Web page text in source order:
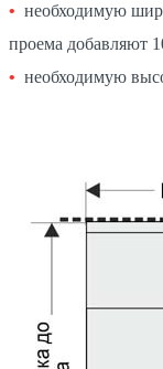
необходимую
проема добавляют
необходимую